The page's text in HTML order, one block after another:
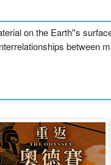
on the Earth''s